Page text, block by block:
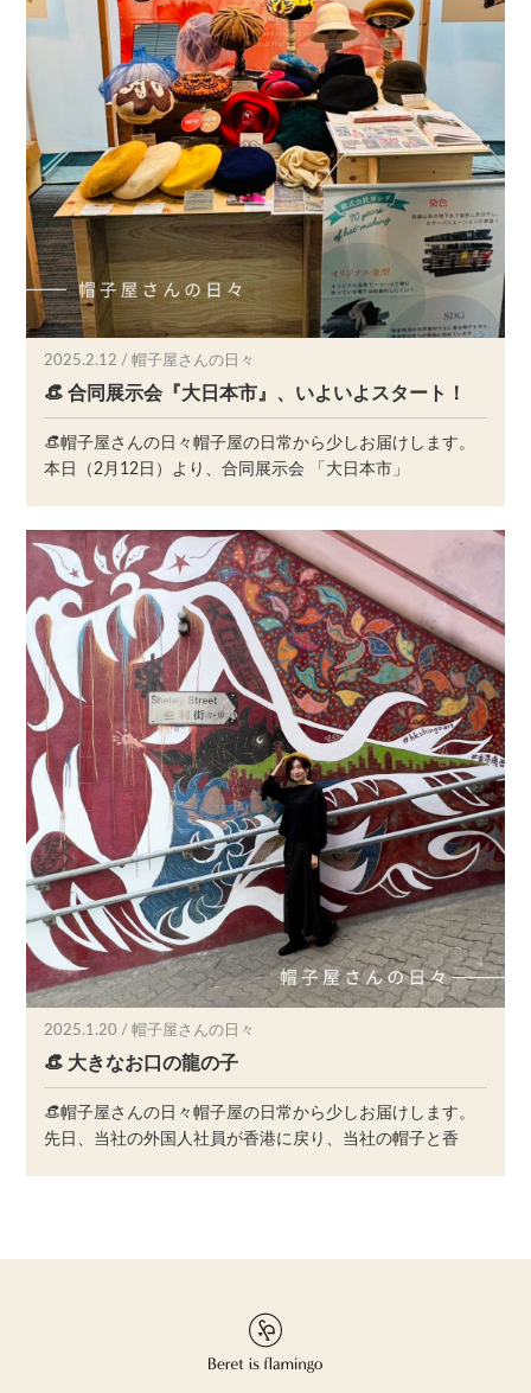
2025.2.12 / 帽子屋さんの日々
👒 合同展示会『大日本市』、いよいよスタート！
👒帽子屋さんの日々帽子屋の日常から少しお届けします。
本日（2月12日）より、合同展示会 「大日本市」
2025.1.20 / 帽子屋さんの日々
👒 大きなお口の龍の子
👒帽子屋さんの日々帽子屋の日常から少しお届けします。⁡
先日、当社の外国人社員が香港に戻り、当社の帽子と香